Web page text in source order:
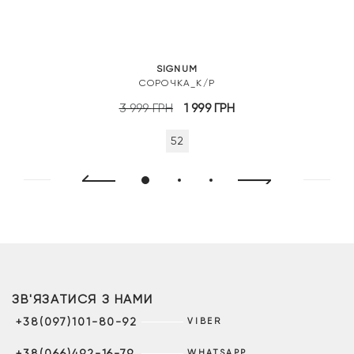
SIGNUM
СОРОЧКА_К/Р
3 999ГРН
Оригінальна
3
1 999ГРН
52
ЗВ'ЯЗАТИСЯ З НАМИ
+38(097)101-80-92 VIBER